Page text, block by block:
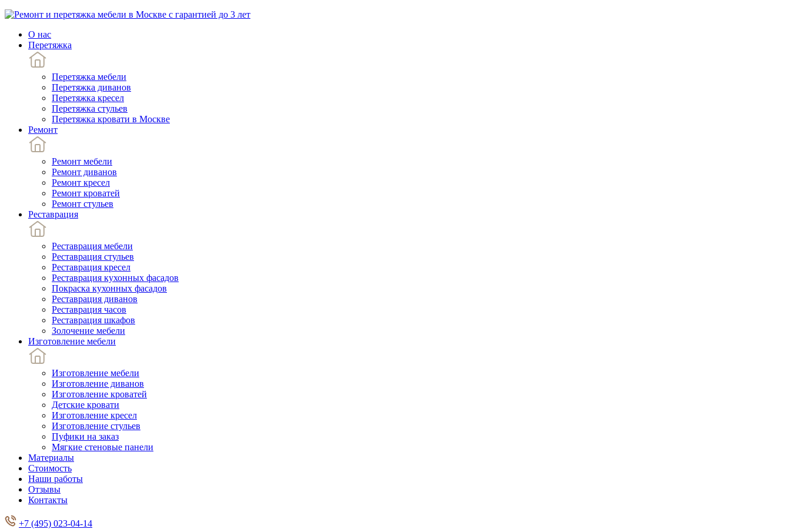
О нас
Перетяжка
Перетяжка мебели
Перетяжка диванов
Перетяжка кресел
Перетяжка стульев
Перетяжка кровати в Москве
Ремонт
Ремонт мебели
Ремонт диванов
Ремонт кресел
Ремонт кроватей
Ремонт стульев
Реставрация
Реставрация мебели
Реставрация стульев
Реставрация кресел
Реставрация кухонных фасадов
Покраска кухонных фасадов
Реставрация диванов
Реставрация часов
Реставрация шкафов
Золочение мебели
Изготовление мебели
Изготовление мебели
Изготовление диванов
Изготовление кроватей
Детские кровати
Изготовление кресел
Изготовление стульев
Пуфики на заказ
Мягкие стеновые панели
Материалы
Стоимость
Наши работы
Отзывы
Контакты
+7 (495) 023-04-14